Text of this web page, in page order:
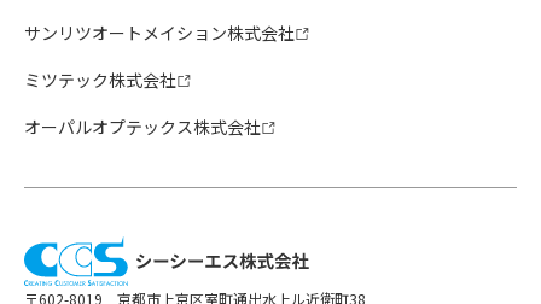
サンリツオートメイション株式会社
ミツテック株式会社
オーパルオプテックス株式会社
〒602-8019 京都市上京区室町通出水上ル近衛町38